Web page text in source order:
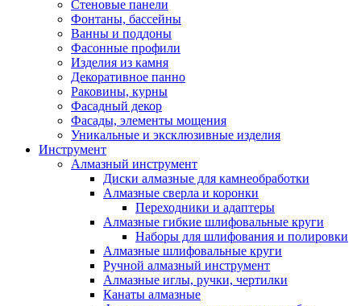
Стеновые панели
Фонтаны, бассейны
Ванны и поддоны
Фасонные профили
Изделия из камня
Декоративное панно
Раковины, курны
Фасадный декор
Фасады, элементы мощения
Уникальные и эксклюзивные изделия
Инструмент
Алмазный инструмент
Диски алмазные для камнеобработки
Алмазные сверла и коронки
Переходники и адаптеры
Алмазные гибкие шлифовальные круги
Наборы для шлифования и полировки
Алмазные шлифовальные круги
Ручной алмазный инструмент
Алмазные иглы, ручки, чертилки
Канаты алмазные